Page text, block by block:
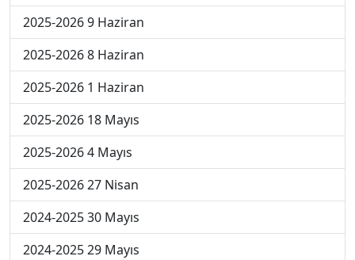
2025-2026 9 Haziran
2025-2026 8 Haziran
2025-2026 1 Haziran
2025-2026 18 Mayıs
2025-2026 4 Mayıs
2025-2026 27 Nisan
2024-2025 30 Mayıs
2024-2025 29 Mayıs